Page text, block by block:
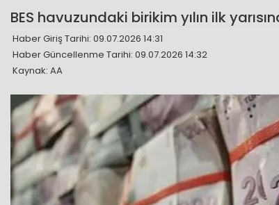
BES havuzundaki birikim yılın ilk
Haber Giriş Tarihi: 09.07.2026 14:31
Haber Güncellenme Tarihi: 09.07.2026 14:32
Kaynak: AA